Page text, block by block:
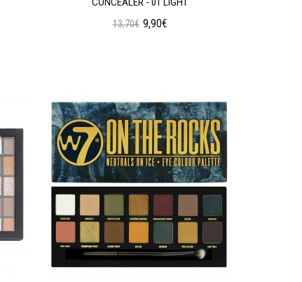
13,70€ 9,90€